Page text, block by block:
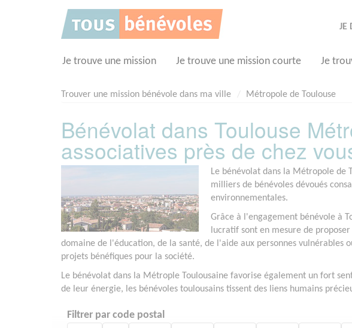
JE
Je trouve une mission Je trouve une mission courte Je
Trouver une mission bénévole dans ma ville Métropole de Toulouse
Bénévolat dans Toulouse
associatives près de chez
Le bénévolat dans la Métropole de
milliers de bénévoles dévoués
environnementales.
Grâce à l'engagement bénévole à
lucratif sont en mesure de
domaine de l'éducation, de la santé, de l'aide aux personnes
projets bénéfiques pour la société.
Le bénévolat dans la Métrople Toulousaine favorise également un fort
de leur énergie, les bénévoles toulousains tissent des liens humains
Filtrer par code postal